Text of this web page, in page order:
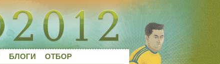
БЛОГИ ОТБОР